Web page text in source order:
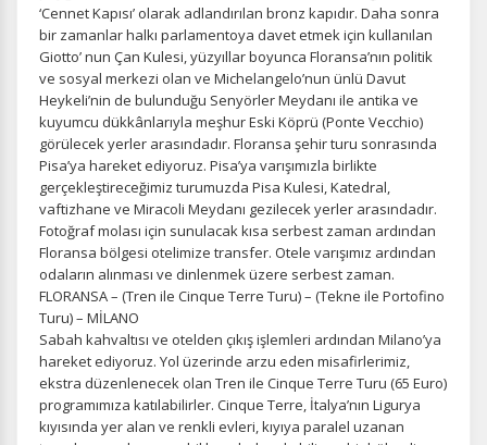
ÇEREZ KULLANIM AYARLARINIZ
Çerez tercihlerinizibelirleyin.
Daha fazla bilgi içinKVKK bilgilendirmemizi,çerez kullanım
gizlilik koşullarınıinceleyebilirsiniz.
Zorunlu Çerezler HER ZAMAN AKTIF
Oturum yönetimi, güvenlik ve temel site işlevleri için
gereklidir. Bu çerezler olmadan site düzgün çalışmaz ve
‘Cennet Kapısı’ olarak adlandırılan bronz kapıdır. Daha sonra
bir zamanlar halkı parlamentoya davet etmek için kullanılan
Giotto’ nun Çan Kulesi, yüzyıllar boyunca Floransa’nın politik
ve sosyal merkezi olan ve Michelangelo’nun ünlü Davut
Heykeli’nin de bulunduğu Senyörler Meydanı ile antika ve
kuyumcu dükkânlarıyla meşhur Eski Köprü (Ponte Vecchio)
görülecek yerler arasındadır. Floransa şehir turu sonrasında
Pisa’ya hareket ediyoruz. Pisa’ya varışımızla birlikte
gerçekleştireceğimiz turumuzda Pisa Kulesi, Katedral,
vaftizhane ve Miracoli Meydanı gezilecek yerler arasındadır.
Fotoğraf molası için sunulacak kısa serbest zaman ardından
Floransa bölgesi otelimize transfer. Otele varışımız ardından
odaların alınması ve dinlenmek üzere serbest zaman.
FLORANSA – (Tren ile Cinque Terre Turu) – (Tekne ile Portofino
Turu) – MİLANO
Sabah kahvaltısı ve otelden çıkış işlemleri ardından Milano’ya
hareket ediyoruz. Yol üzerinde arzu eden misafirlerimiz,
ekstra düzenlenecek olan Tren ile Cinque Terre Turu (65 Euro)
programımıza katılabilirler. Cinque Terre, İtalya’nın Ligurya
kıyısında yer alan ve renkli evleri, kıyıya paralel uzanan